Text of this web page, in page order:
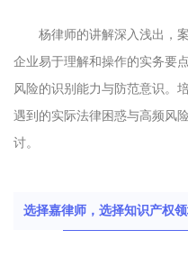
杨律师的讲解深入浅出，
企业易于理解和操作的实务要
风险的识别能力与防范意识。
遇到的实际法律困惑与高频风
讨。
选择嘉律师，选择知识产权